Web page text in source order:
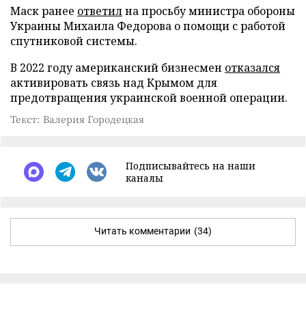
Маск ранее ответилна просьбу министра обороны
Украины Михаила Федорова о помощи с работой
спутниковой системы.
В 2022 году американский бизнесмен отказался
активировать связь над Крымом для
предотвращения украинской военной операции.
Текст: Валерия Городецкая
Подписывайтесь на наши
каналы
Читать комментарии (34)